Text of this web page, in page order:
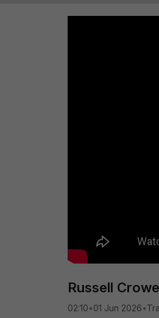
Russell
02:10•01 Jun 2026•